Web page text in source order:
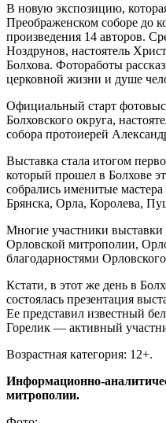
В новую экспозицию,
Преображенском соборе до
произведения 14 авторов.
Ноздрунов, настоятель
Болхова. Фотоработы
церковной жизни и душе
Официальный старт
Болховского округа,
собора протоиерей
Выставка стала итогом
который прошел в Болхове
собрались именитые
Брянска, Орла, Королева,
Многие участники
Орловской митрополии,
благодарностями
Кстати, в этот же день в
состоялась презентация
Ее представил известный
Горелик — активный
Возрастная категория: 12+.
Информационно-
митрополии.